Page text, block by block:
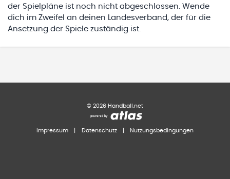
der Spielpläne ist noch nicht abgeschlossen. Wende
dich im Zweifel an deinen Landesverband, der für die
Ansetzung der Spiele zuständig ist.
© 2026 Handball.net
Impressum Datenschutz Nutzungsbedingungen